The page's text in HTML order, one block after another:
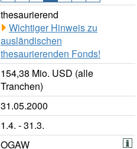
thesaurierend
Wichtiger Hinweis zu
ausländischen
thesaurierenden Fonds!
154,38 Mio. USD (alle
Tranchen)
31.05.2000
1.4. - 31.3.
OGAW